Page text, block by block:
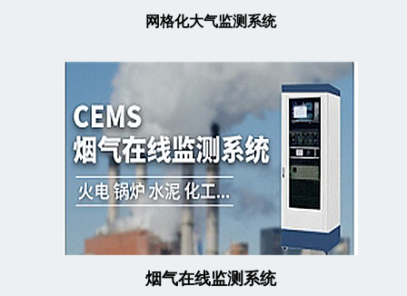
网格化大气监测系统
烟气在线监测系统